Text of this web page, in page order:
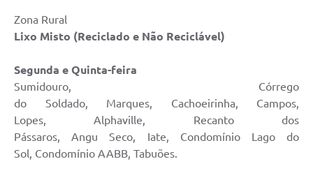
Zona Rural
Lixo Misto (Reciclado e Não Reciclável)
Segunda e Quinta-feira
Sumidouro, Córrego
do Soldado, Marques, Cachoeirinha, Campos,
Lopes, Alphaville, Recanto dos
Pássaros, Angu Seco, Iate, Condomínio Lago do
Sol, Condomínio AABB, Tabuões.